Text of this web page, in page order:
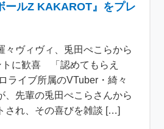
ールZ KAKAROT』をプレ
々ヴィヴィ、兎田ぺこらから
トに歓喜 「認めてもらえ
ライブ所属のVTuber・綺々
、先輩の兎田ぺこらさんから
され、その喜びを雑談 […]